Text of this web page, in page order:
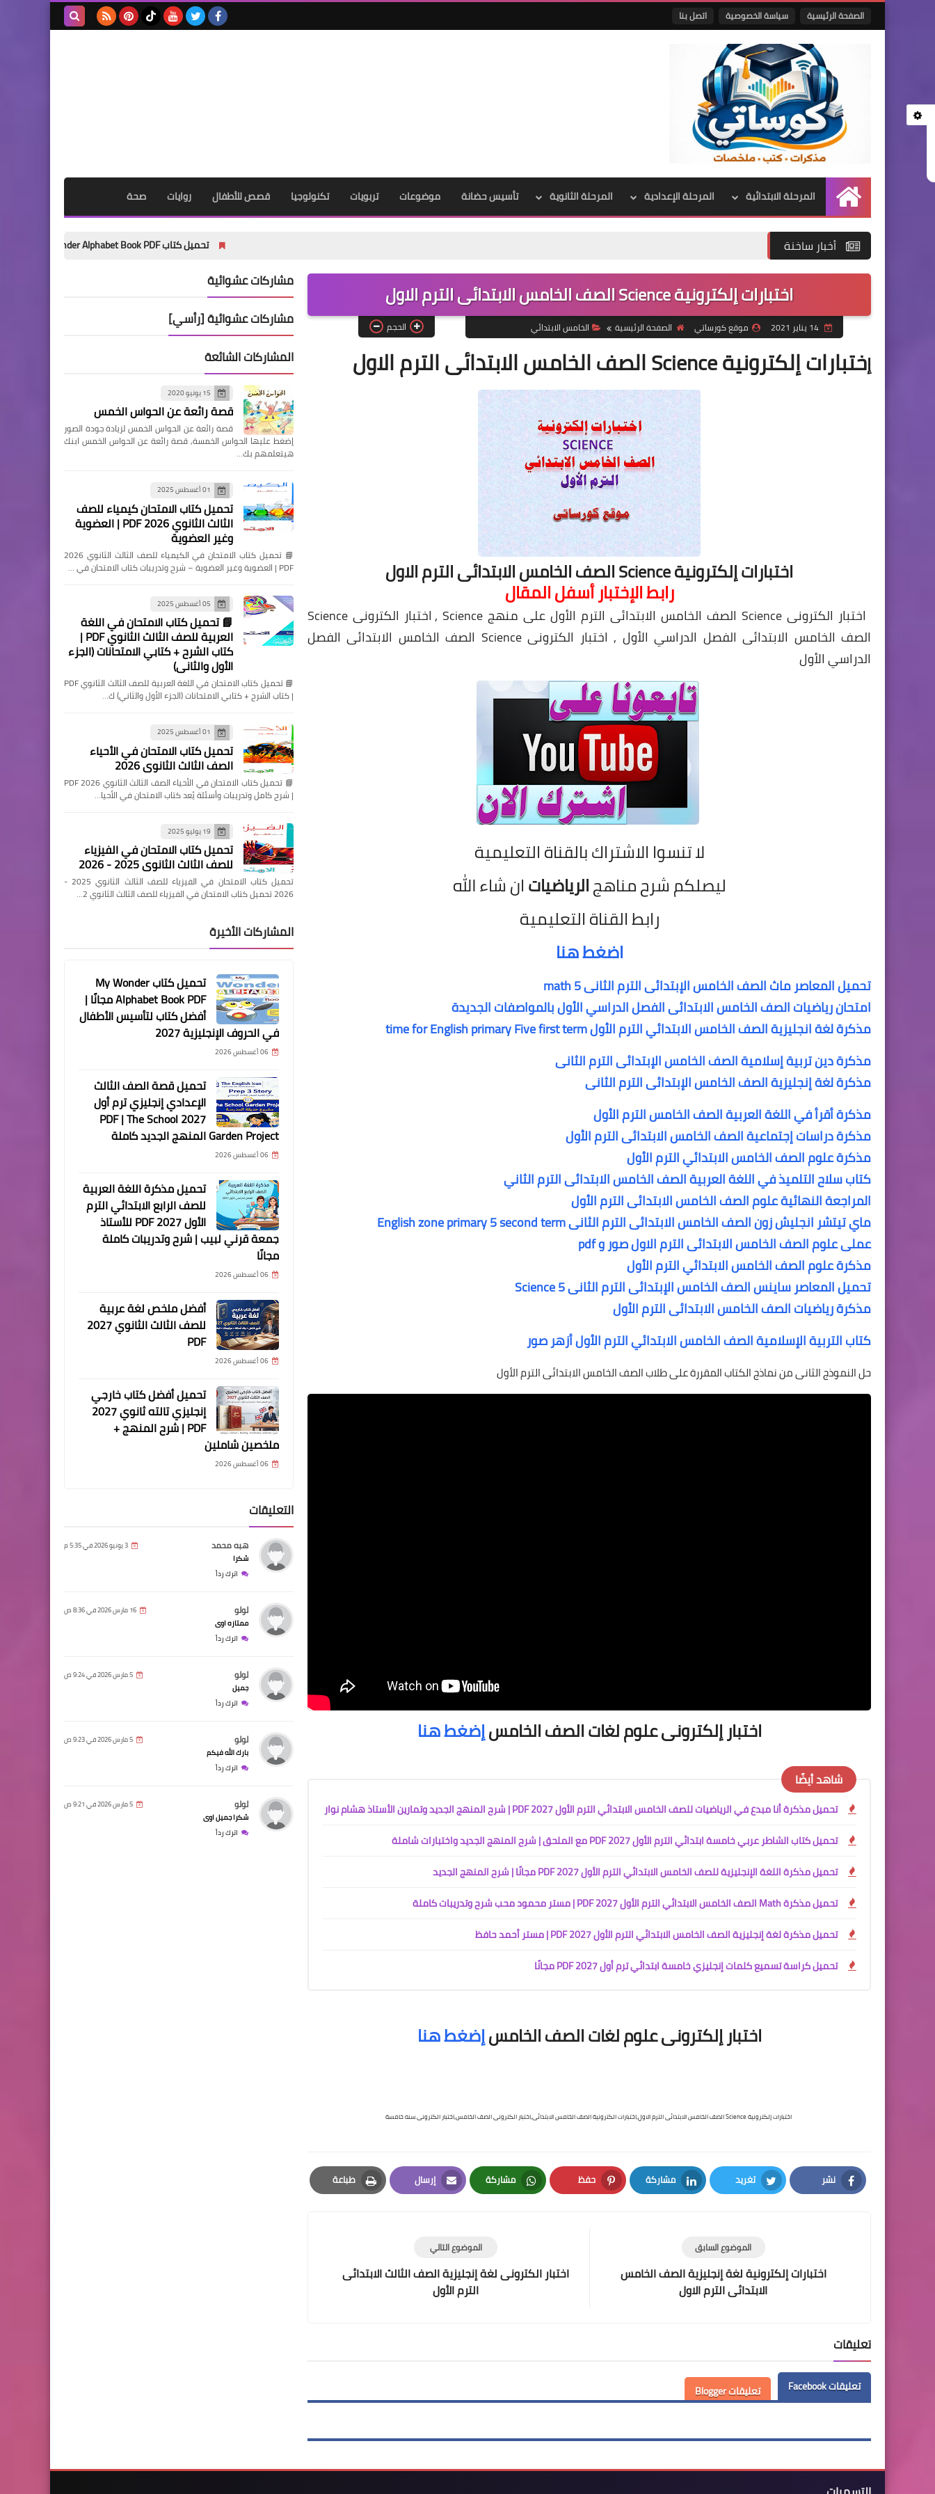
الصفحة الرئيسية سياسة الخصوصية اتصل بنا
الرئيسية
المرحلة الابتدائية المرحلة الإعدادية المرحلة الثانوية تأسيس حضانة موضوعات تربويات تكنولوجيا قصص للأطفال روايات صحة
أخبار ساخنة
اختبارات إلكترونية Science الصف الخامس الابتدائى الترم الاول
14 يناير 2021 موقع كورساتي الصفحة الرئيسية الخامس الابتدائي الحجم
إختبارات إلكترونية Science الصف الخامس الابتدائى الترم الاول
اختبارات إلكترونية Science الصف الخامس الابتدائى الترم الاول
رابط الإختبار أسفل المقال
اختبار الكترونى Science الصف الخامس الابتدائى الترم الأول على منهج Science
, اختبار الكترونى Science
الصف الخامس الابتدائى الفصل الدراسي الأول , اختبار الكترونى Science
الصف الخامس الابتدائى الفصل
الدراسي الأول
لا تنسوا الاشتراك بالقناة التعليمية
ليصلكم شرح مناهجالرياضياتان شاء الله
رابط القناة التعليمية
اضغط هنا
تحميل المعاصر ماث الصف الخامس الإبتدائى الترم الثانى math 5
امتحان رياضيات الصف الخامس الابتدائى الفصل الدراسي الأول بالمواصفات الجديدة
مذكرة لغة انجليزية الصف الخامس الابتدائي الترم الأول time for English primary Five first term
مذكرة دين تربية إسلامية الصف الخامس الإبتدائى الترم الثانى
مذكرة لغة إنجليزية الصف الخامس الإبتدائى الترم الثانى
مذكرة أقرأ في اللغة العربية الصف الخامس الترم الأول
مذكرة دراسات إجتماعية الصف الخامس الابتدائى الترم الأول
مذكرة علوم الصف الخامس الابتدائي الترم الأول
كتاب سلاح التلميذ في اللغة العربية الصف الخامس الابتدائى الترم الثاني
المراجعة النهائية علوم الصف الخامس الابتدائى الترم الأول
ماي تيتشر انجليش زون الصف الخامس الابتدائى الترم الثانى English zone primary 5 second term
عملى علوم الصف الخامس الابتدائى الترم الاول صور و pdf
مذكرة علوم الصف الخامس الابتدائي الترم الأول
تحميل المعاصر ساينس الصف الخامس الإبتدائى الترم الثانى Science 5
مذكرة رياضيات الصف الخامس الابتدائى الترم الأول
كتاب التربية الإسلامية الصف الخامس الابتدائي الترم الأول أزهر صور
حل النموذج الثانى من نماذج الكتاب المقررة على طلاب الصف الخامس الابتدائى الترم الأول
اختبار إلكترونى علوم لغات الصف الخامسإضغط هنا
شاهد أيضًا
تحميل مذكرة أنا مبدع في الرياضيات للصف الخامس الابتدائي الترم الأول 2027 PDF | شرح المنهج الجديد وتمارين الأستاذ هشام نوار
تحميل كتاب الشاطر عربي خامسة ابتدائي الترم الأول 2027 PDF مع الملحق | شرح المنهج الجديد واختبارات شاملة
تحميل مذكرة اللغة الإنجليزية للصف الخامس الابتدائي الترم الأول 2027 PDF مجانًا | شرح المنهج الجديد
تحميل مذكرة Math الصف الخامس الابتدائي الترم الأول 2027 PDF | مستر محمود محب شرح وتدريبات كاملة
تحميل مذكرة لغة إنجليزية الصف الخامس الابتدائي الترم الأول 2027 PDF | مستر أحمد حافظ
تحميل كراسة تسميع كلمات إنجليزي خامسة ابتدائي ترم أول 2027 PDF مجانًا
اختبار إلكترونى علوم لغات الصف الخامسإضغط هنا
اختبارات إلكترونية Science الصف الخامس الابتدائى الترم الاول,اختبارات الكترونية الصف الخامس الابتدائى,اختبار الكترونى الصف الخامس,اختبار الكترونى سنه خامسة
نشر
Facebook
تغريد
Twitter
مشاركة
LinkedIn
حفظ
Pinterest
مشاركة
Whatsapp
إرسال
Email
طباعة
Print
الموضوع التالي
اختبار الكترونى لغة إنجليزية الصف الثالث الابتدائى
الترم الأول
الموضوع السابق
اختبارات إلكترونية لغة إنجليزية الصف الخامس
الابتدائى الترم الاول
تعليقات
تعليقات Facebook تعليقات Blogger
مشاركات عشوائية
مشاركات عشوائية [رأسي]
المشاركات الشائعة
15 يونيو 2020
قصة رائعة عن الحواس الخمس
قصة رائعة عن الحواس الخمس لزيادة جودة الصور
إضغط عليها الحواس الخمسة, قصة رائعة عن الحواس الخمس ابنك
هيتعلمهم بك…
01 أغسطس 2025
تحميل كتاب الامتحان كيمياء للصف
الثالث الثانوي 2026 PDF | العضوية
وغير العضوية
📘 تحميل كتاب الامتحان في الكيمياء للصف الثالث الثانوي 2026
PDF | العضوية وغير العضوية – شرح وتدريبات كتاب الامتحان في …
05 أغسطس 2025
📘 تحميل كتاب الامتحان في اللغة
العربية للصف الثالث الثانوي PDF |
كتاب الشرح + كتابي الامتحانات (الجزء
الأول والثاني)
📘 تحميل كتاب الامتحان في اللغة العربية للصف الثالث الثانوي PDF
| كتاب الشرح + كتابي الامتحانات (الجزء الأول والثاني) ك…
01 أغسطس 2025
تحميل كتاب الامتحان في الأحياء
الصف الثالث الثانوي 2026
📘 تحميل كتاب الامتحان في الأحياء الصف الثالث الثانوي 2026 PDF
| شرح كامل وتدريبات وأسئلة يُعد كتاب الامتحان في الأحيا…
19 يوليو 2025
تحميل كتاب الامتحان في الفيزياء
للصف الثالث الثانوي 2025 - 2026
تحميل كتاب الامتحان في الفيزياء للصف الثالث الثانوي 2025 -
2026 تحميل كتاب الامتحان في الفيزياء للصف الثالث الثانوي 2…
المشاركات الأخيرة
تحميل كتاب My Wonder
Alphabet Book PDF مجانًا |
أفضل كتاب لتأسيس الأطفال
في الحروف الإنجليزية 2027
06 أغسطس 2026
تحميل قصة الصف الثالث
الإعدادي إنجليزي ترم أول
2027 PDF | The School
Garden Project المنهج الجديد كاملة
06 أغسطس 2026
تحميل مذكرة اللغة العربية
للصف الرابع الابتدائي الترم
الأول 2027 PDF للأستاذ
جمعة قرني لبيب | شرح وتدريبات كاملة
مجانًا
06 أغسطس 2026
أفضل ملخص لغة عربية
للصف الثالث الثانوي 2027
PDF
06 أغسطس 2026
تحميل أفضل كتاب خارجي
إنجليزي تالته ثانوي 2027
PDF | شرح المنهج +
ملخصين شاملين
06 أغسطس 2026
التعليقات
هبه محمد 3 يونيو 2026 في 5:35 م
شكرا
اترك رداً
لولو 16 مارس 2026 في 8:36 ص
ممتازه اوى
اترك رداً
لولو 5 مارس 2026 في 9:24 ص
جميل
اترك رداً
لولو 5 مارس 2026 في 9:23 ص
بارك الله فيكم
اترك رداً
لولو 5 مارس 2026 في 9:21 ص
شكرا جميل اوى
اترك رداً